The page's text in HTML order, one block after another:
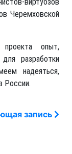
Черемховской
опыт,
разработки
надеяться,
России.
запись